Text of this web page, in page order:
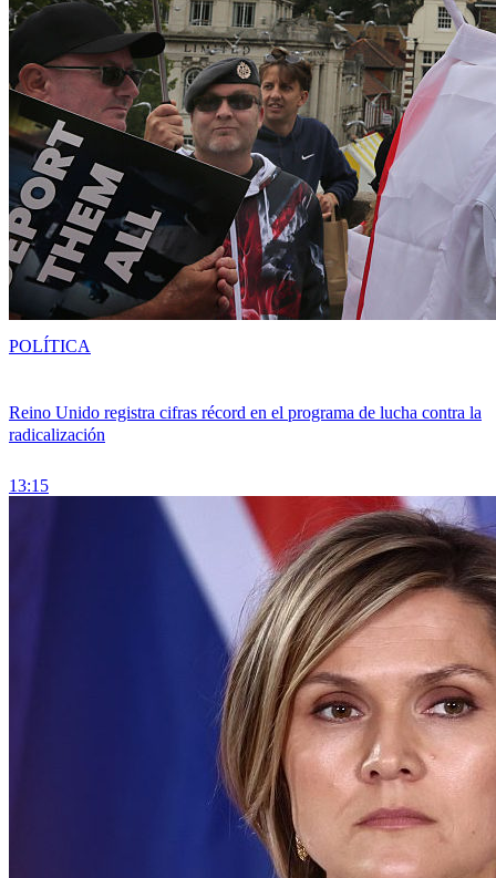
Reino Unido registra cifras récord en el programa de lucha contra la
radicalización
13:15
POLÍTICA